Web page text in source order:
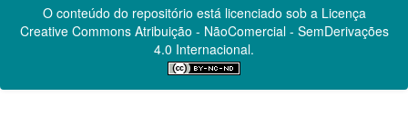
O conteúdo do repositório está licenciado sob a Licença
Creative CommonsAtribuição - NãoComercial - SemDerivações
4.0 Internacional.